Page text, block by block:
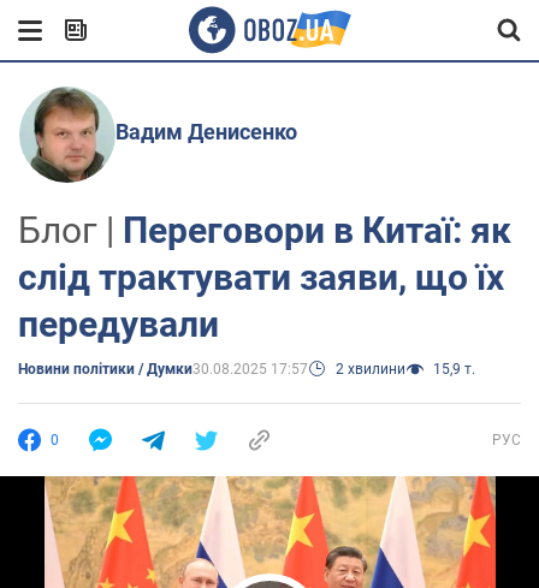
Вадим Денисенко
Блог | Переговори в Китаї: як
слід трактувати заяви, що їх
передували
Новини політики / Думки30.08.2025 17:57 2 хвилини 15,9 т.
0 РУС